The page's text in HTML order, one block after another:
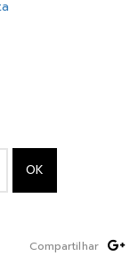
Compartilhar